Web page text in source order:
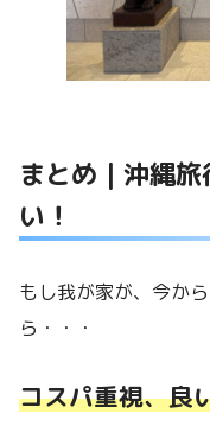
まとめ｜沖縄
い！
もし我が家が、今か
ら・・・
コスパ重視、良